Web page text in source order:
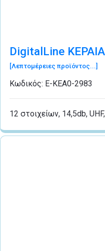
DigitalLine
[Λεπτομέρειες προϊόντος...]
Κωδικός: Ε-ΚΕΑ0-2983
12 στοιχείων, 14,5db,